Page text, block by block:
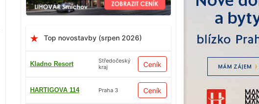
Top novostavby (srpen 2026)
Kladno Resort
Středočeský
kraj
Ceník
HARTIGOVA 114 Praha 3 Ceník